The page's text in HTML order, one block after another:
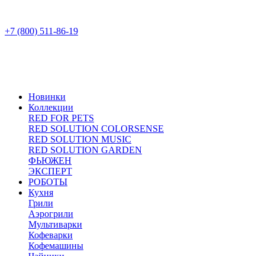
+7 (800) 511-86-19
Новинки
Коллекции
RED FOR PETS
RED SOLUTION COLORSENSE
RED SOLUTION MUSIC
RED SOLUTION GARDEN
ФЬЮЖЕН
ЭКСПЕРТ
РОБОТЫ
Кухня
Грили
Аэрогрили
Мультиварки
Кофеварки
Кофемашины